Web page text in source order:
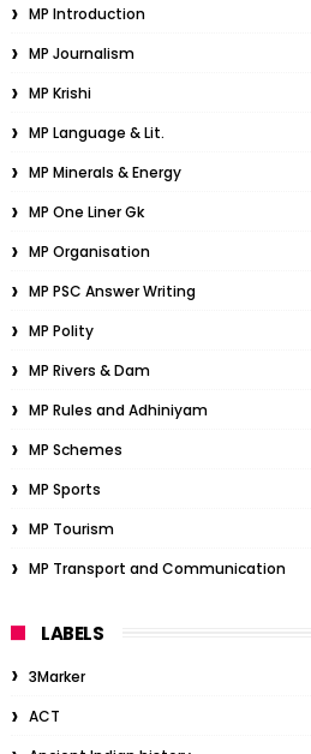
MP Introduction
MP Journalism
MP Krishi
MP Language & Lit.
MP Minerals & Energy
MP One Liner Gk
MP Organisation
MP PSC Answer Writing
MP Polity
MP Rivers & Dam
MP Rules and Adhiniyam
MP Schemes
MP Sports
MP Tourism
MP Transport and Communication
LABELS
3Marker
ACT